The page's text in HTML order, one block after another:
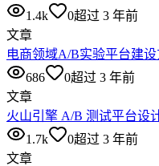
1.4k
0超过 3 年前
文章
电商领域A/B实验平台建设
686
0超过 3 年前
文章
火山引擎 A/B 测试平台设
1.7k
0超过 3 年前
文章